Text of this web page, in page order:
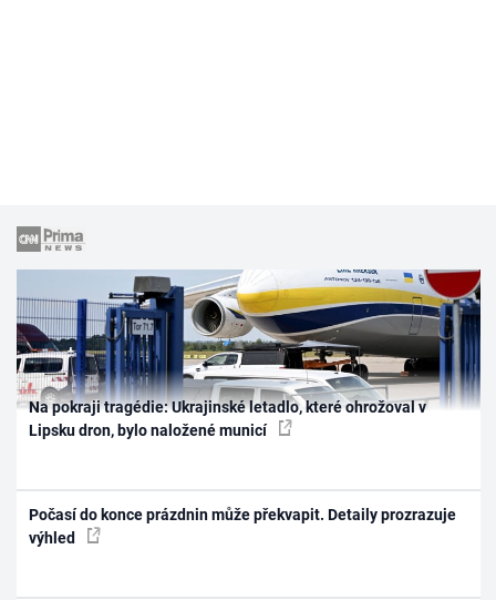
Na pokraji tragédie: Ukrajinské letadlo, které ohrožoval v
Lipsku dron, bylo naložené municí
Počasí do konce prázdnin může překvapit. Detaily prozrazuje
výhled